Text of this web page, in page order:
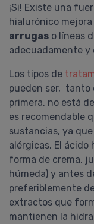
¡Si! Existe una
hialurónico
arrugas o líneas
adecuadamente y
Los tipos de
pueden ser, tanto
primera, no está
es recomendable
sustancias, ya
alérgicas. El ácido
forma de crema,
húmeda) y antes
preferiblemente
extractos que
mantienen la